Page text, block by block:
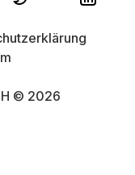
© 2026